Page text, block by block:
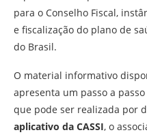
para o Conselho Fiscal,
e fiscalização do plano de
do Brasil.
O material informativo
apresenta um passo a
que pode ser realizada por
aplicativo da CASSI, o